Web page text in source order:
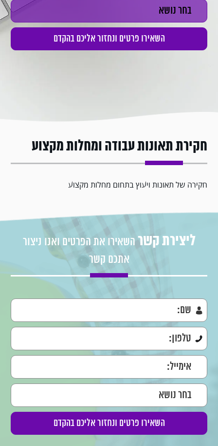
חקירת תאונות עבודה ומחלות מקצוע
חקירה של תאונות ויעוץ בתחום מחלות מקצוע
ליצירת קשרהשאירו את הפרטים ואנו ניצור
אתכם קשר